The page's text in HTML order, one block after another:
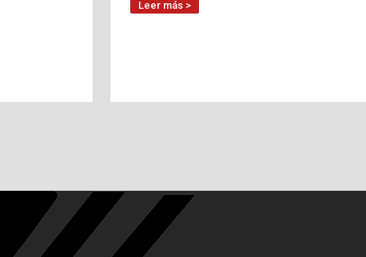
Leer más >